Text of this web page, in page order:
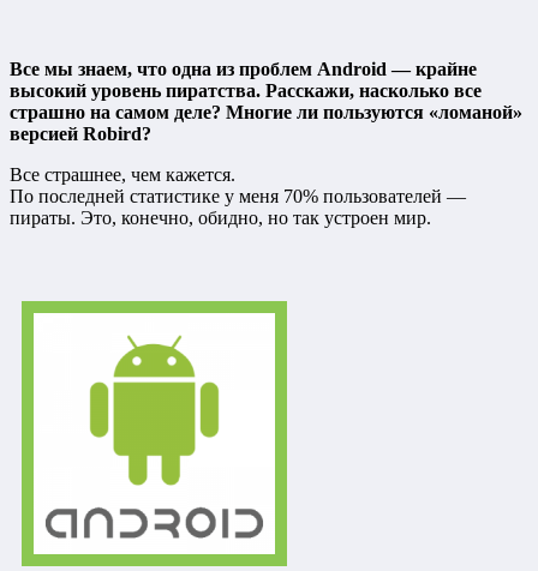
Все мы знаем, что одна из проблем Android — крайне
высокий уровень пиратства. Расскажи, насколько все
страшно на самом деле? Многие ли пользуются «ломаной»
версией Robird?
Все страшнее, чем кажется.
По последней статистике у меня 70% пользователей —
пираты. Это, конечно, обидно, но так устроен мир.